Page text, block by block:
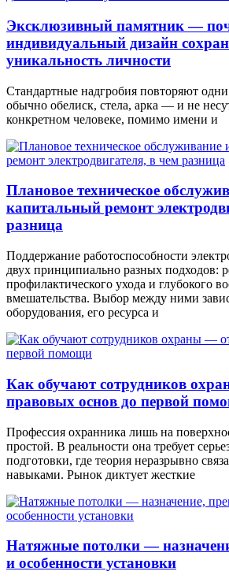
Эксклюзивный памятник —
индивидуальный дизайн
уникальность личности
Стандартные надгробия повторяют
обычно обелиск, стела, арка — и не
конкретном человеке, помимо имени и
Плановое техническое
капитальный ремонт
разница
Поддержание работоспособности
двух принципиально разных подходов:
профилактического ухода и глубокого
вмешательства. Выбор между ними
оборудования, его ресурса и
Как обучают сотрудников
правовых основ до первой
Профессия охранника лишь на
простой. В реальности она требует
подготовки, где теория неразрывно
навыками. Рынок диктует жесткие
Натяжные потолки —
и особенности установки